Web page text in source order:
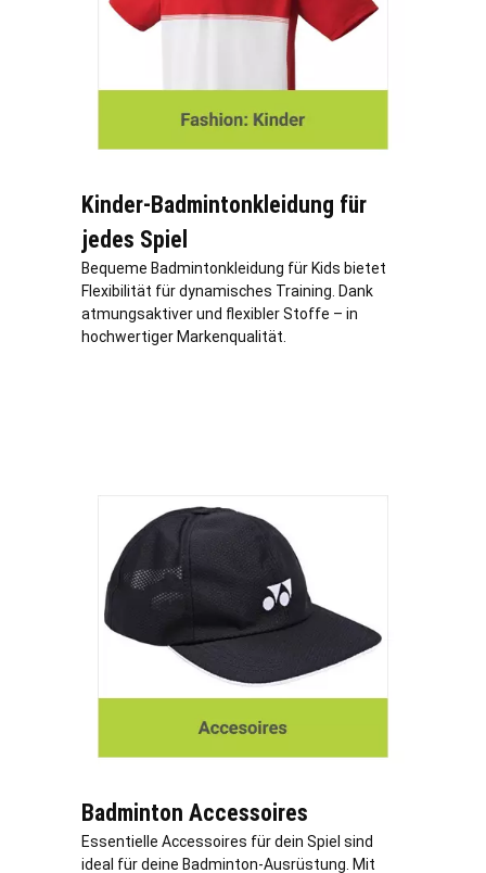
Kinder-Badmintonkleidung für
jedes Spiel
Bequeme Badmintonkleidung für Kids bietet
Flexibilität für dynamisches Training. Dank
atmungsaktiver und flexibler Stoffe – in
hochwertiger Markenqualität.
Badminton Accessoires
Essentielle Accessoires für dein Spiel sind
ideal für deine Badminton-Ausrüstung. Mit